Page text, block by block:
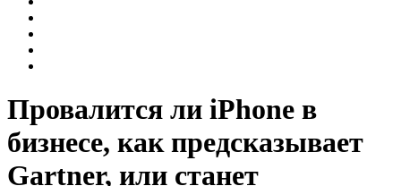
Провалится ли iPhone в
бизнесе, как предсказывает
Gartner, или станет